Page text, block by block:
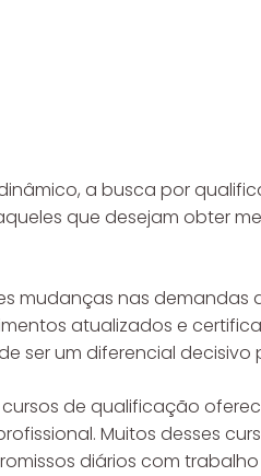
a busca por
que desejam obter
mudanças nas demandas
atualizados e
ser um diferencial
de qualificação
Muitos desses
diários com